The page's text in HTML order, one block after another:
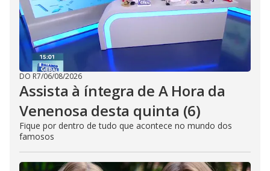
DO R7/06/08/2026
Assista à íntegra de A Hora da
Venenosa desta quinta (6)
Fique por dentro de tudo que acontece no mundo dos
famosos